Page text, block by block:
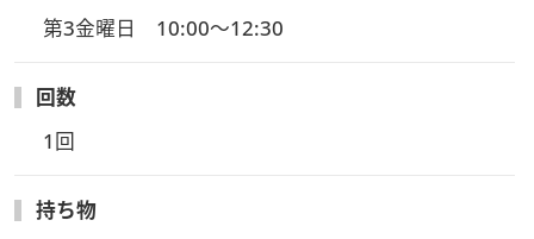
第3金曜日　10:00～12:30
回数
1回
持ち物